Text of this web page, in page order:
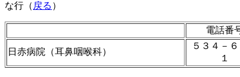
な行（ 戻る ）
電話番
日赤病院（耳鼻咽喉科）
５３４－
１